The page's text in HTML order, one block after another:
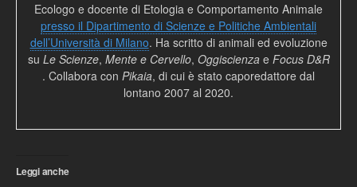
Ecologo e docente di Etologia e Comportamento Animale
presso il Dipartimento di Scienze e Politiche Ambientali
dell’Università di Milano. Ha scritto di animali ed evoluzione
su Le Scienze, Mente e Cervello, Oggiscienzae Focus D&R
. Collabora con Pikaia, di cui è stato caporedattore dal
lontano 2007 al 2020.
Leggi anche